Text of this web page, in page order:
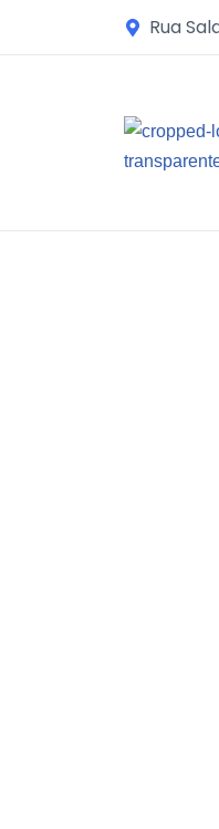
Avançar
Rua